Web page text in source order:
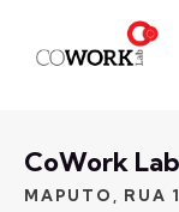
CoWork
MAPUTO, RUA